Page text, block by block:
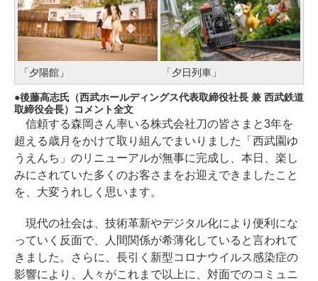
「夕陽館」 「夕日列車」
後藤高志氏（西武ホールディングス代表取締役社長 兼 西武鉄道
取締役会長）コメント全文
信頼する森岡さん率いる株式会社刀の皆さまと3年を
超える歳月をかけて取り組んでまいりました「西武園ゆ
うえんち」のリニューアルが無事に完成し、本日、楽し
みにされていた多くのお客さまをお迎えできましたこと
を、大変うれしく思います。
現代の社会は、技術革新やデジタル化により便利にな
っていく反面で、人間関係が希薄化していると言われて
きました。さらに、長引く新型コロナウイルス感染症の
影響により、人々がこれまで以上に、対面でのコミュニ